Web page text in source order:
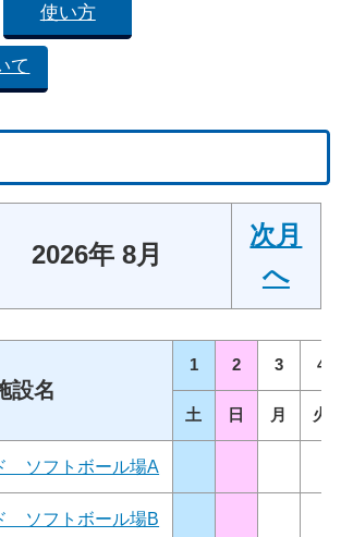
使い方
て
2026年 8月
次月
へ
設名
1 2 3 4
土 日 月 火
ソフトボール場A
ソフトボール場B